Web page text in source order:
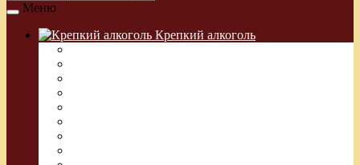
Меню
Крепкий алкоголь